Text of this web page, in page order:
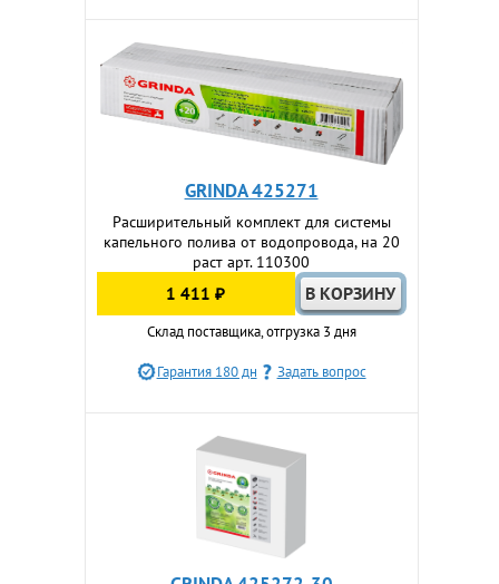
GRINDA 425271
Расширительный комплект для системы
капельного полива от водопровода, на 20
раст арт. 110300
1 411 ₽
Склад поставщика, отгрузка 3 дня
Гарантия 180 дн Задать вопрос